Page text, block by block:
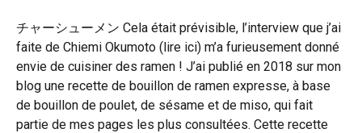
チャーシューメン Cela était prévisible, l’interview que j’ai
faite de Chiemi Okumoto (lire ici) m’a furieusement donné
envie de cuisiner des ramen ! J’ai publié en 2018 sur mon
blog une recette de bouillon de ramen expresse, à base
de bouillon de poulet, de sésame et de miso, qui fait
partie de mes pages les plus consultées. Cette recette